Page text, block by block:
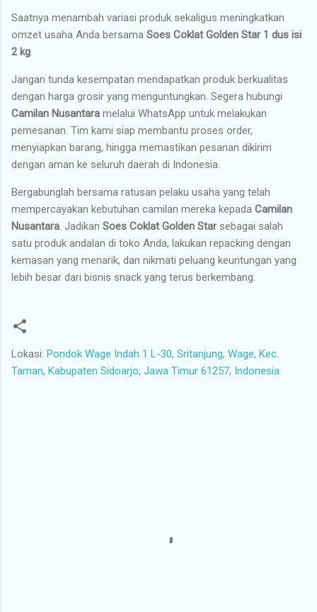
Saatnya menambah variasi produk sekaligus meningkatkan
omzet usaha Anda bersama Soes Coklat Golden Star 1 dus isi
2 kg.
Jangan tunda kesempatan mendapatkan produk berkualitas
dengan harga grosir yang menguntungkan. Segera hubungi
Camilan Nusantara melalui WhatsApp untuk melakukan
pemesanan. Tim kami siap membantu proses order,
menyiapkan barang, hingga memastikan pesanan dikirim
dengan aman ke seluruh daerah di Indonesia.
Bergabunglah bersama ratusan pelaku usaha yang telah
mempercayakan kebutuhan camilan mereka kepada Camilan
Nusantara. Jadikan Soes Coklat Golden Starsebagai salah
satu produk andalan di toko Anda, lakukan repacking dengan
kemasan yang menarik, dan nikmati peluang keuntungan yang
lebih besar dari bisnis snack yang terus berkembang.
Lokasi: Pondok Wage Indah 1 L-30, Sritanjung, Wage, Kec.
Taman, Kabupaten Sidoarjo, Jawa Timur 61257, Indonesia